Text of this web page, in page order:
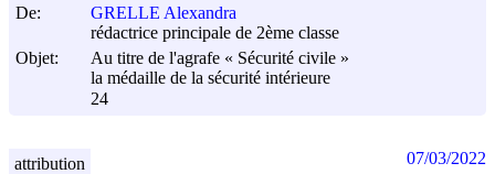
De:
GRELLE Alexandra
rédactrice principale de 2ème classe
Objet:
Au titre de l'agrafe « Sécurité civile »
la médaille de la sécurité intérieure
24
attribution 07/03/2022